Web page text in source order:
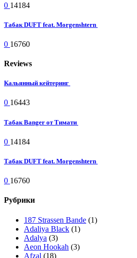
0 14184
Табак DUFT feat. Morgenshtern
0 16760
Reviews
Кальянный кейтеринг
0 16443
Табак Banger от Тимати
0 14184
Табак DUFT feat. Morgenshtern
0 16760
Рубрики
187 Strassen Bande (1)
Adaliya Black (1)
Adalya (3)
Aeon Hookah (3)
Afzal (18)